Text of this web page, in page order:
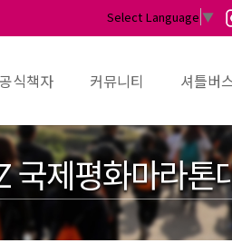
Select Language ▼
식책자 커뮤니티 셔틀버
국제평화마라톤